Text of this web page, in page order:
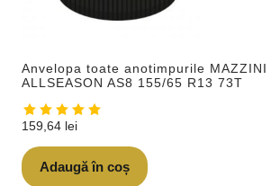
Anvelopa toate anotimpurile MAZZINI
ALLSEASON AS8 155/65 R13 73T
159,64 lei
Adaugă în coș